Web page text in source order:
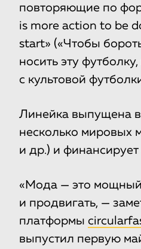
повторяющие по
is more action to be
start» («Чтобы
носить эту
с культовой
Линейка выпущена
несколько мировых
и др.) и
«Мода — это
и продвигать, —
платформы
выпустил первую